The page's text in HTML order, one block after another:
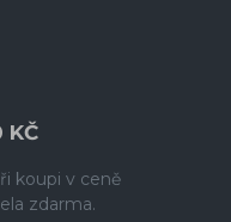
KČ
koupi v ceně
zdarma.